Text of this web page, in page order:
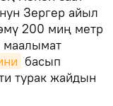
Зергер айыл
200 миң метр
маалымат
басып
турак жайдын